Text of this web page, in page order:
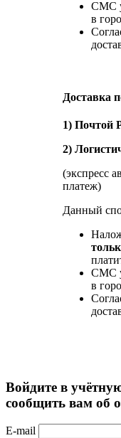
СМС
в
Доставка
1) Почтой
2)
(экспресс
платеж)
Данный
СМС
в
Войдите в
сообщить вам об
E-mail